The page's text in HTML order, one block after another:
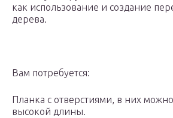
как использование и создание
дерева.
Вам потребуется:
Планка с отверстиями, в них
высокой длины.